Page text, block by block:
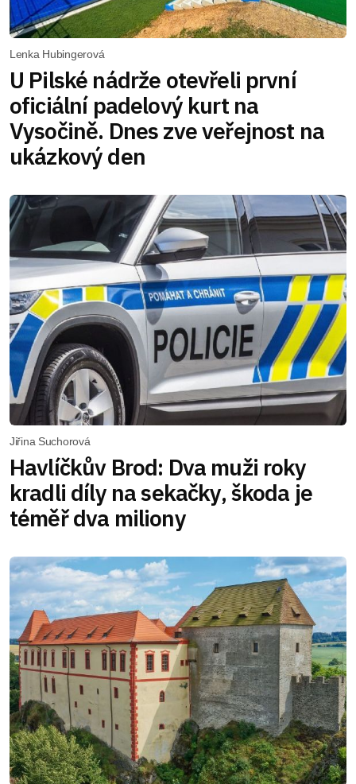
Lenka Hubingerová
U Pilské nádrže otevřeli první
oficiální padelový kurt na
Vysočině. Dnes zve veřejnost na
ukázkový den
Jiřina Suchorová
Havlíčkův Brod: Dva muži roky
kradli díly na sekačky, škoda je
téměř dva miliony